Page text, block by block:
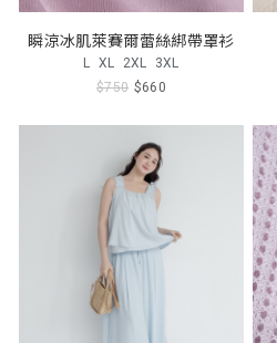
瞬涼冰肌萊賽爾蕾絲綁帶罩衫
L XL 2XL 3XL
$750 $660